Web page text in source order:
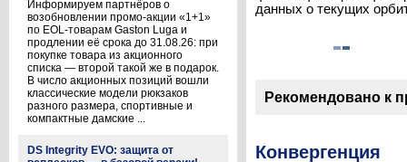
Информируем партнёров о
возобновлении промо-акции «1+1»
по EOL-товарам Gaston Luga и
продлении её срока до 31.08.26: при
покупке товара из акционного
списка — второй такой же в подарок.
В число акционных позиций вошли
классические модели рюкзаков
разного размера, спортивные и
компактные дамские ...
DS Integrity EVO: защита от
данных о текущих
Рекомендовано к
Конвергенция